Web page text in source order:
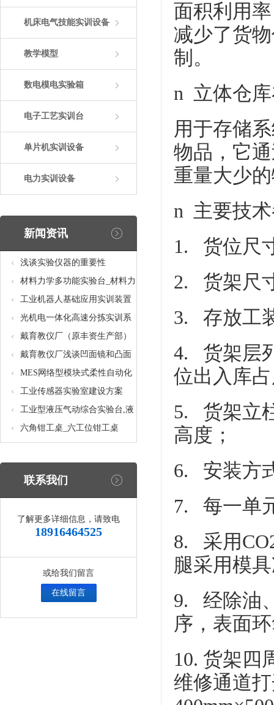
机床电气技能实训设备
教学模型
数电模电实验箱
电子工艺实训台
单片机实训设备
电力实训设备
新闻资讯
浅谈实验仪器的重要性
材料力学多功能实验台_材料力
学多功能考核实验实训设备
工业机器人基础应用实训装置
台_工业机器人基础应用实训考
核设备
光机电一体化高速分拣实训系
统_光机电一体化高速分拣实验
实训设备
戴育教仪厂（原丰资生产部）
助力春季高教仪器展
戴育教仪厂浅谈凹面镜和凸面
镜的区别之处
MES网络型模块式柔性自动化
生产线实验系统(八站)_模块柔
性自动化生产线教学实训设备
工业传感器实验室建设方案
工业型液压气动综合实验台,液
压气动综合实训台
六角钳工桌_六工位钳工桌
联系我们
了解更多详细信息，请致电
18916464525
或给我们留言
在线留言
面积利用
减少了货
制。
n 立体仓
用于存储
物品，它
重量大少
n 主要技
1. 货位尺
2. 货架尺
3. 存放工
4. 货架层
位出入库
5. 货架立
高度；
6. 安装方
7. 每一单
8. 采用
腿采用模
9. 经除油
序，表面
10. 货架四
维修通道